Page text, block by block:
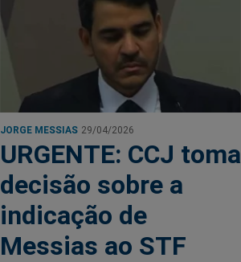
JORGE MESSIAS 29/04/2026
URGENTE: CCJ toma
decisão sobre a
indicação de
Messias ao STF